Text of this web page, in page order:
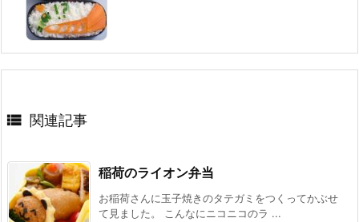
 関連記事
稲荷のライオン弁当
お稲荷さんに玉子焼きのタテガミをつくってかぶせ
て見ました。 こんなにニコニコのラ ...